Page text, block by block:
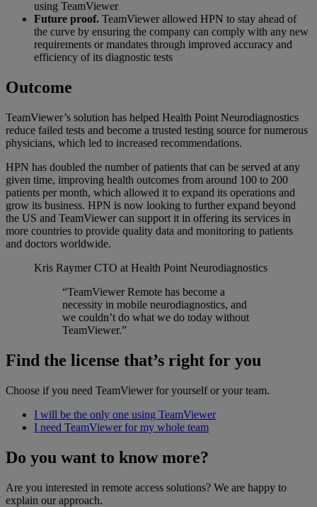
using TeamViewer
Future proof. TeamViewer allowed HPN to stay ahead of
the curve by ensuring the company can comply with any new
requirements or mandates through improved accuracy and
efficiency of its diagnostic tests
Outcome
TeamViewer’s solution has helped Health Point Neurodiagnostics
reduce failed tests and become a trusted testing source for numerous
physicians, which led to increased recommendations.
HPN has doubled the number of patients that can be served at any
given time, improving health outcomes from around 100 to 200
patients per month, which allowed it to expand its operations and
grow its business. HPN is now looking to further expand beyond
the US and TeamViewer can support it in offering its services in
more countries to provide quality data and monitoring to patients
and doctors worldwide.
Kris Raymer CTO at Health Point Neurodiagnostics
“TeamViewer Remote has become a
necessity in mobile neurodiagnostics, and
we couldn’t do what we do today without
TeamViewer.”
Find the license that’s right for you
Choose if you need TeamViewer for yourself or your team.
I will be the only one using TeamViewer
I need TeamViewer for my whole team
Do you want to know more?
Are you interested in remote access solutions? We are happy to
explain our approach.